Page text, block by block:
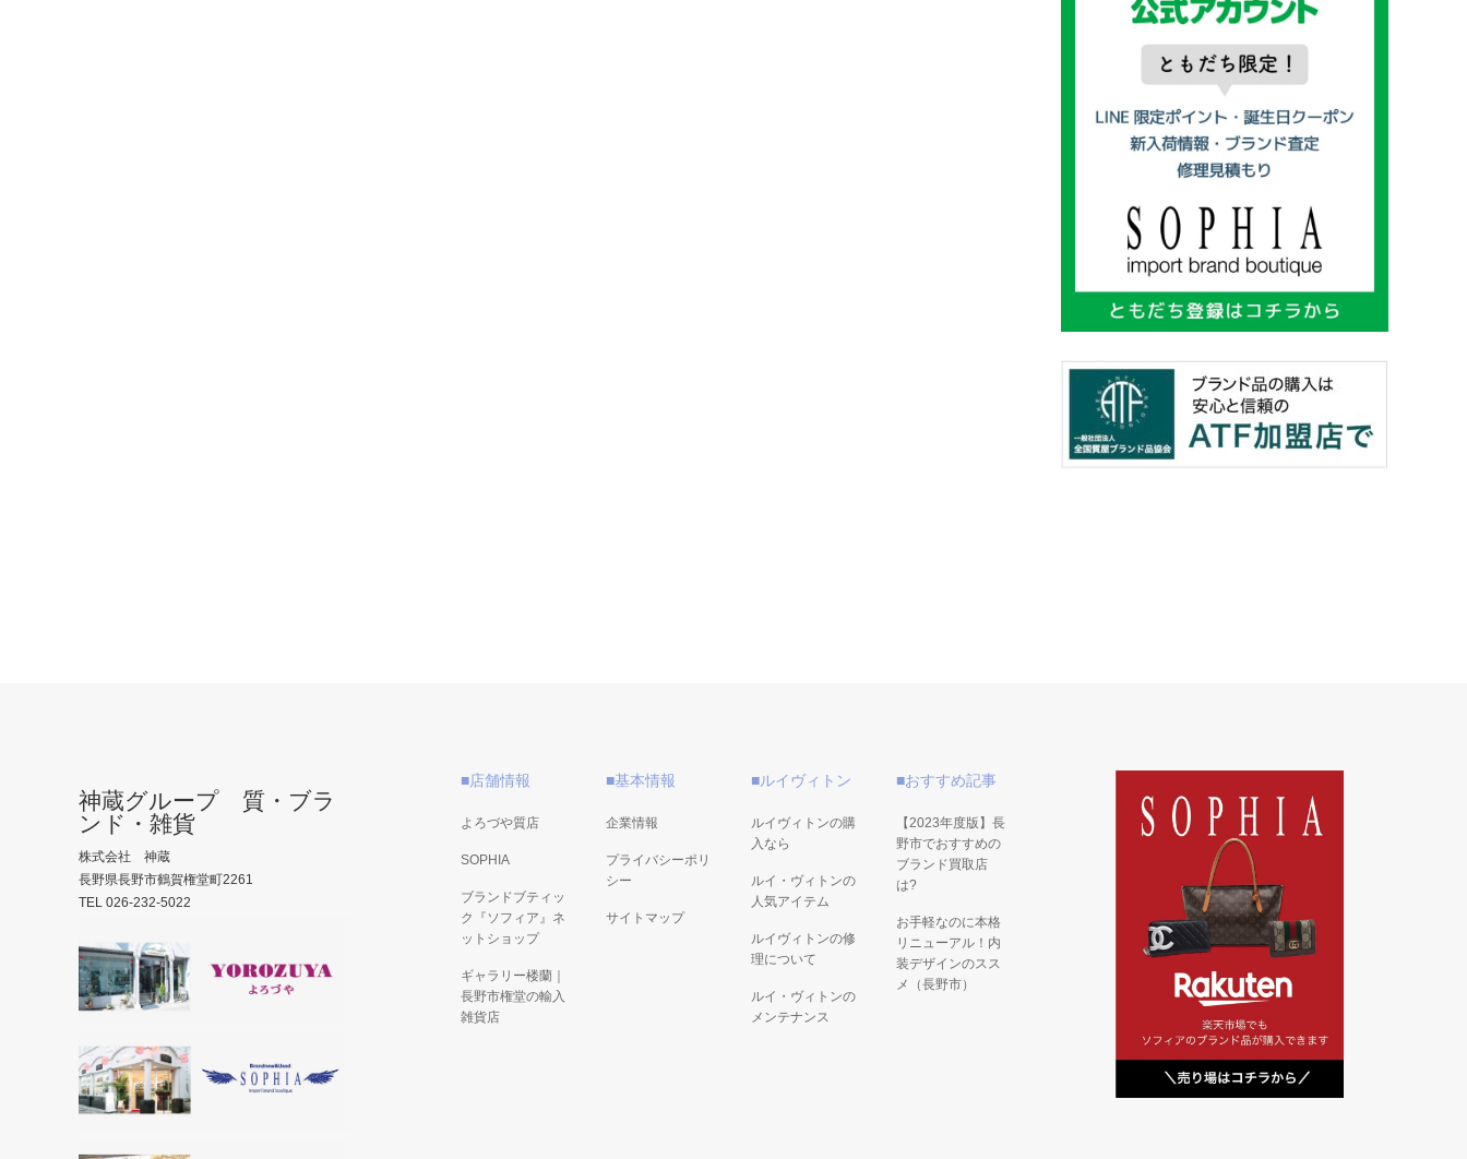
■店舗情報
よろづや質店
SOPHIA
ブランドブティッ
ク『ソフィア』ネ
ットショップ
ギャラリー楼蘭｜
長野市権堂の輸入
雑貨店
■基本情報
企業情報
プライバシーポリ
シー
サイトマップ
■ルイヴィトン
ルイヴィトンの購
入なら
ルイ・ヴィトンの
人気アイテム
ルイヴィトンの修
理について
ルイ・ヴィトンの
メンテナンス
■おすすめ記事
【2023年度版】長
野市でおすすめの
ブランド買取店
は?
お手軽なのに本格
リニューアル！内
装デザインのスス
メ（長野市）
神蔵グループ 質・ブラ
ンド・雑貨
株式会社 神蔵
長野県長野市鶴賀権堂町2261
TEL 026-232-5022